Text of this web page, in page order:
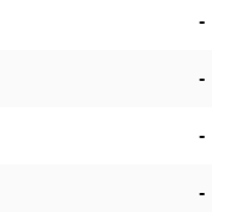
-
-
-
-